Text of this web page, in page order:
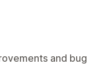
and bug